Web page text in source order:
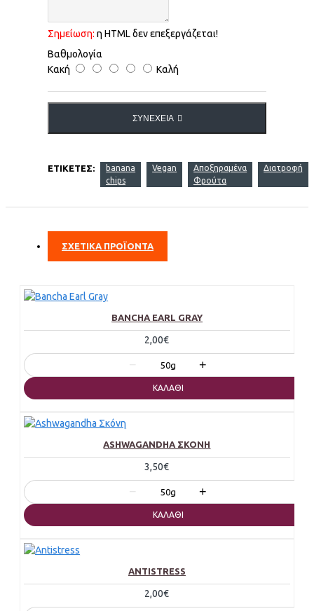
Σημείωση: η HTML δεν επεξεργάζεται!
Βαθμολογία
Κακή
Καλή
ΣΥΝΈΧΕΙΑ
ΕΤΙΚΈΤΕΣ:
banana
chips
Vegan
Αποξηραμένα
Φρούτα
Διατροφή
ΣΧΕΤΙΚΑ ΠΡΟΪΟΝΤΑ
BANCHA EARL GRAY
2,00€
− 50g +
ΚΑΛΆΘΙ
ASHWAGANDHA ΣΚΌΝΗ
3,50€
− 50g +
ΚΑΛΆΘΙ
ANTISTRESS
2,00€